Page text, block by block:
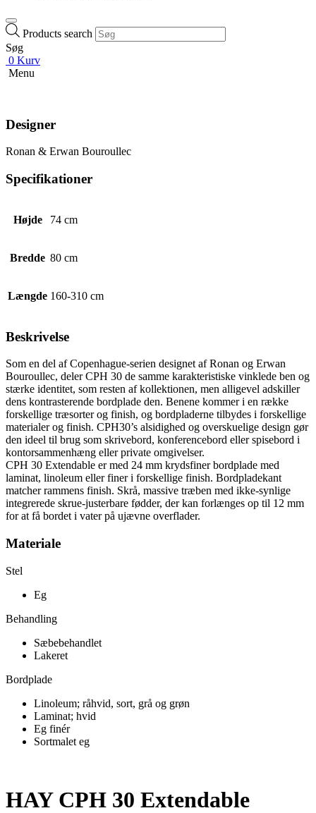
Products search
Søg
0 Kurv
Menu
Designer
Ronan & Erwan Bouroullec
Specifikationer
Højde 74 cm
Bredde 80 cm
Længde 160-310 cm
Beskrivelse
Som en del af Copenhague-serien designet af Ronan og Erwan
Bouroullec, deler CPH 30 de samme karakteristiske vinklede ben og
stærke identitet, som resten af kollektionen, men alligevel adskiller
dens kontrasterende bordplade den. Benene kommer i en række
forskellige træsorter og finish, og bordpladerne tilbydes i forskellige
materialer og finish. CPH30’s alsidighed og overskuelige design gør
den ideel til brug som skrivebord, konferencebord eller spisebord i
kontorsammenhæng eller private omgivelser.
CPH 30 Extendable er med 24 mm krydsfiner bordplade med
laminat, linoleum eller finer i forskellige finish. Bordpladekant
matcher rammens finish. Skrå, massive træben med ikke-synlige
integrerede skrue-justerbare fødder, der kan forlænges op til 12 mm
for at få bordet i vater på ujævne overflader.
Materiale
Stel
Eg
Behandling
Sæbebehandlet
Lakeret
Bordplade
Linoleum; råhvid, sort, grå og grøn
Laminat; hvid
Eg finér
Sortmalet eg
HAY CPH 30 Extendable